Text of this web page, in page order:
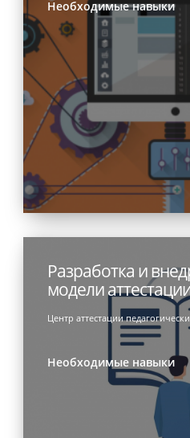
Необходимые навыки
Разработка и
модели
Центр аттестации
Необходимые навыки